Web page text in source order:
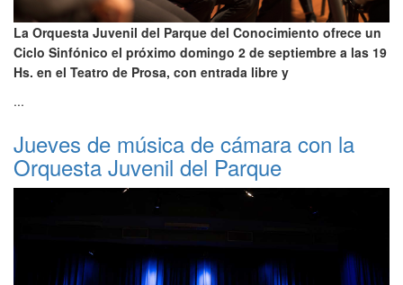
La Orquesta Juvenil del Parque del Conocimiento ofrece un
Ciclo Sinfónico el próximo domingo 2 de septiembre a las 19
Hs. en el Teatro de Prosa, con entrada libre y
...
Jueves de música de cámara con la
Orquesta Juvenil del Parque